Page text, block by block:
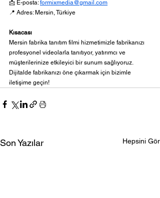
📩 E-posta: formixmedia@gmail.com
📍 Adres: Mersin, Türkiye
Kısacası
Mersin fabrika tanıtım filmi hizmetimizle fabrikanızı
profesyonel videolarla tanıtıyor, yatırımcı ve
müşterilerinize etkileyici bir sunum sağlıyoruz.
Dijitalde fabrikanızı öne çıkarmak için bizimle
iletişime geçin!
Son Yazılar Hepsini Gör